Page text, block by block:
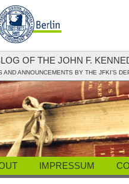
OF THE JOHN F.
AND ANNOUNCEMENTS BY THE JFKI'S
IMPRESSUM